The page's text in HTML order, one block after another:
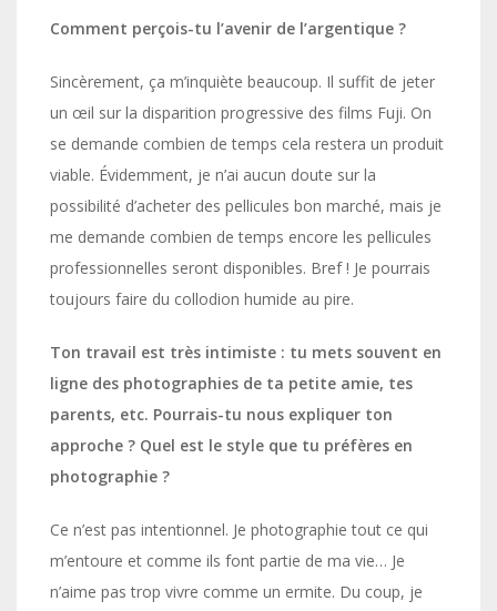
Comment perçois-tu l’avenir de l’argentique ?
Sincèrement, ça m’inquiète beaucoup. Il suffit de jeter
un œil sur la disparition progressive des films Fuji. On
se demande combien de temps cela restera un produit
viable. Évidemment, je n’ai aucun doute sur la
possibilité d’acheter des pellicules bon marché, mais je
me demande combien de temps encore les pellicules
professionnelles seront disponibles. Bref ! Je pourrais
toujours faire du collodion humide au pire.
Ton travail est très intimiste : tu mets souvent en
ligne des photographies de ta petite amie, tes
parents, etc. Pourrais-tu nous expliquer ton
approche ? Quel est le style que tu préfères en
photographie ?
Ce n’est pas intentionnel. Je photographie tout ce qui
m’entoure et comme ils font partie de ma vie… Je
n’aime pas trop vivre comme un ermite. Du coup, je